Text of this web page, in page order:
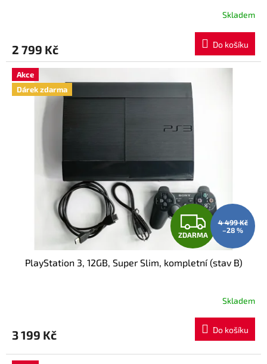
M
A
Skladem
2 799 Kč Do košíku
Akce
Dárek zdarma
Z
D
A
M
A
ZDARMA
4 499 Kč
–28 %
PlayStation 3, 12GB, Super Slim, kompletní (stav B)
Skladem
3 199 Kč Do košíku